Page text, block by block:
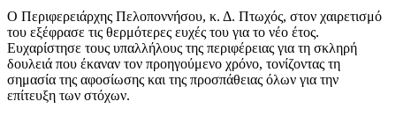
Ο Περιφερειάρχης Πελοποννήσου, κ. Δ. Πτωχός, στον χαιρετισμό
του εξέφρασε τις θερμότερες ευχές του για το νέο έτος.
Ευχαρίστησε τους υπαλλήλους της περιφέρειας για τη σκληρή
δουλειά που έκαναν τον προηγούμενο χρόνο, τονίζοντας τη
σημασία της αφοσίωσης και της προσπάθειας όλων για την
επίτευξη των στόχων.